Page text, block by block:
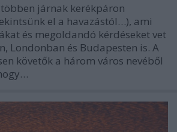
járnak kerékpáron
el a havazástól…), ami
és megoldandó kérdéseket vet
Londonban és Budapesten is. A
követők a három város nevéből